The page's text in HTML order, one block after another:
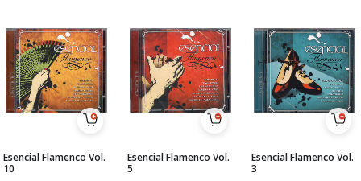
Esencial Flamenco Vol.
10
Esencial Flamenco Vol.
5
Esencial Flamenco Vol.
3